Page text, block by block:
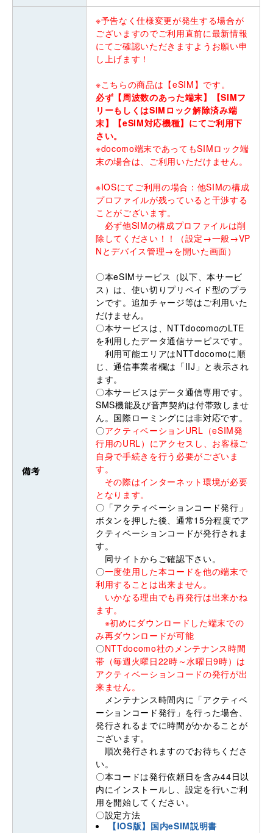
備考
※予告なく仕様変更が発生する場合が
ございますのでご利用直前に最新情報
にてご確認いただきますようお願い申
し上げます！
※こちらの商品は【eSIM】です。
必ず【周波数のあった端末】【SIMフ
リーもしくはSIMロック解除済み端
末】【eSIM対応機種】にてご利用下
さい。
※docomo端末であってもSIMロック端
末の場合は、ご利用いただけません。
※IOSにてご利用の場合：他SIMの構成
プロファイルが残っていると干渉する
ことがございます。
必ず他SIMの構成プロファイルは削
除してください！！（設定→一般→VP
Nとデバイス管理→を開いた画面）
〇本eSIMサービス（以下、本サービ
ス）は、使い切りプリペイド型のプラ
ンです。追加チャージ等はご利用いた
だけません。
〇本サービスは、NTTdocomoのLTE
を利用したデータ通信サービスです。
利用可能エリアはNTTdocomoに順
じ、通信事業者欄は「IIJ」と表示され
ます。
〇本サービスはデータ通信専用です。
SMS機能及び音声契約は付帯致しませ
ん。国際ローミングには非対応です。
〇アクティベーションURL（eSIM発
行用のURL）にアクセスし、お客様ご
自身で手続きを行う必要がございま
す。
その際はインターネット環境が必要
となります。
〇「アクティベーションコード発行」
ボタンを押した後、通常15分程度でア
クティベーションコードが発行されま
す。
同サイトからご確認下さい。
〇一度使用した本コードを他の端末で
利用することは出来ません。
いかなる理由でも再発行は出来かね
ます。
※初めにダウンロードした端末での
み再ダウンロードが可能
〇NTTdocomo社のメンテナンス時間
帯（毎週火曜日22時～水曜日9時）は
アクティベーションコードの発行が出
来ません。
メンテナンス時間内に「アクティベ
ーションコード発行」を行った場合、
発行されるまでに時間がかかることが
ございます。
順次発行されますのでお待ちくださ
い。
〇本コードは発行依頼日を含み44日以
内にインストールし、設定を行いご利
用を開始してください。
〇設定方法
【IOS版】国内eSIM説明書